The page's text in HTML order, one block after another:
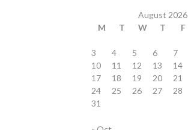
August 2026
M
T W T F
3
4 5 6 7
10
11 12 13 14
17
18 19 20 21
24
25 26 27 28
31